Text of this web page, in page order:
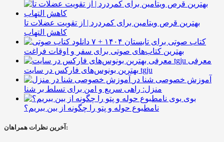
بهترین قرص ویتامین برای کمردرد | از تقویت عضلات تا
کاهش التهاب
۷ کتاب صوتی برای تابستان ۱۴۰۴ +
بهترین کتاب‌های صوتی برای سفر و اوقات فراغت
معرفی
بهترین بونوس‌های فارکس در سایت tgju
آموزش خصوصی شنا در
منزل: راهی سریع و امن برای تسلط بر شنا
بوی
نامطبوع حوله و پتو را چگونه از بین ببریم؟
آخرین نظرات همراهان: